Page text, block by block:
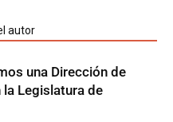
autor
una Dirección de
la Legislatura de